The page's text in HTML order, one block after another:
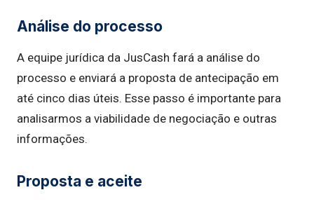
Análise do processo
A equipe jurídica da JusCash fará a análise do
processo e enviará a proposta de antecipação em
até cinco dias úteis. Esse passo é importante para
analisarmos a viabilidade de negociação e outras
informações.
Proposta e aceite